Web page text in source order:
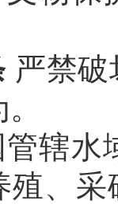
严禁
辖水
殖、